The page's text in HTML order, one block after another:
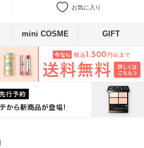
お気に入り
mini COSME GIFT